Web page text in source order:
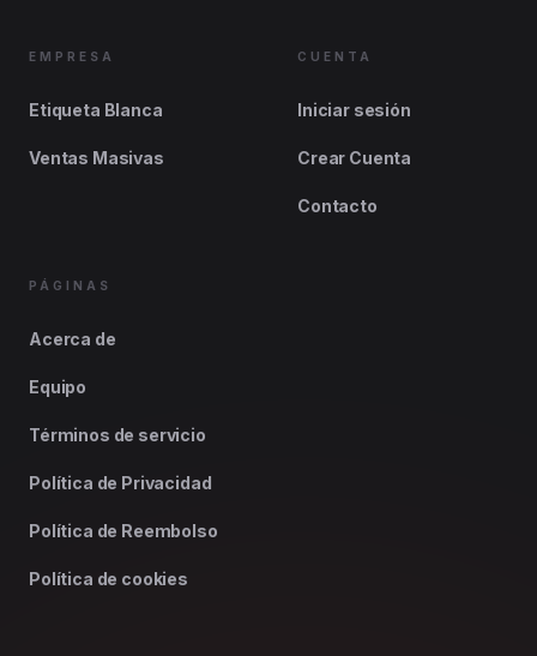
EMPRESA
Etiqueta Blanca
Ventas Masivas
CUENTA
Iniciar sesión
Crear Cuenta
Contacto
PÁGINAS
Acerca de
Equipo
Términos de servicio
Política de Privacidad
Política de Reembolso
Política de cookies